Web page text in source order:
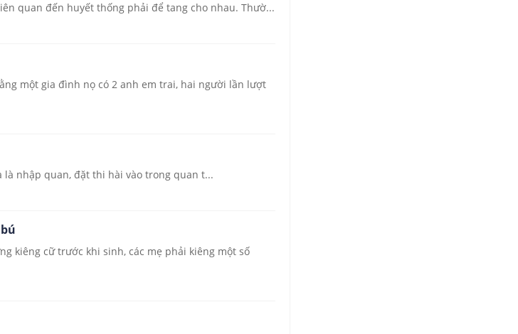
quan đến huyết thống phải để tang cho nhau. Thườ...
một gia đình nọ có 2 anh em trai, hai người lần lượt
là nhập quan, đặt thi hài vào trong quan t...
kiêng cữ trước khi sinh, các mẹ phải kiêng một số